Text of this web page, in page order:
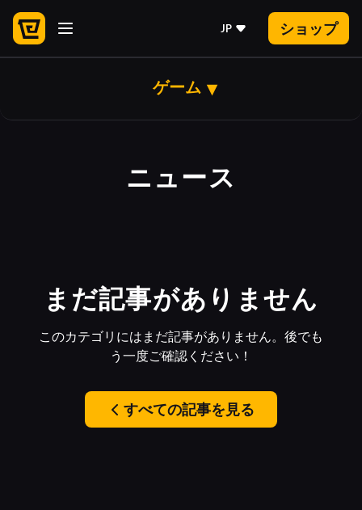
JP ショップ
ゲーム
ニュース
まだ記事がありません
このカテゴリにはまだ記事がありません。後でも
う一度ご確認ください！
すべての記事を見る